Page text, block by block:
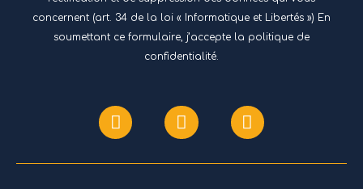
concernent (art. 34 de la loi « Informatique et Libertés ») En
soumettant ce formulaire, j’accepte la politique de
confidentialité.